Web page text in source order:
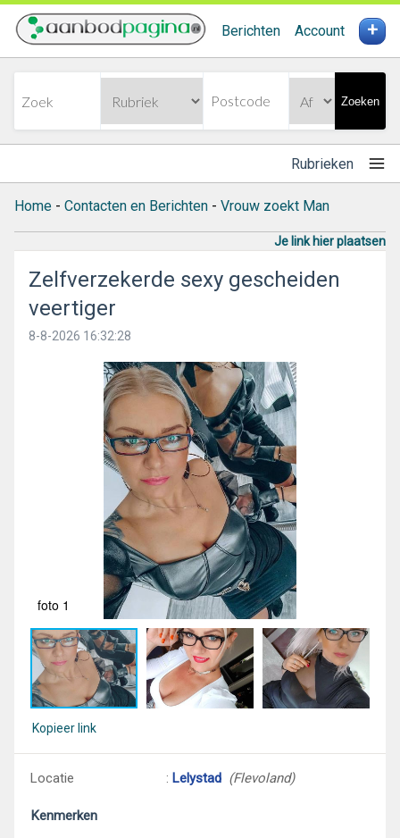
Berichten Account +
Zoeken
Rubrieken
Home - Contacten en Berichten - Vrouw zoekt Man
Je link hier plaatsen
Zelfverzekerde sexy gescheiden
veertiger
8-8-2026 16:32:28
foto 1
Kopieer link
Locatie : Lelystad (Flevoland)
Kenmerken